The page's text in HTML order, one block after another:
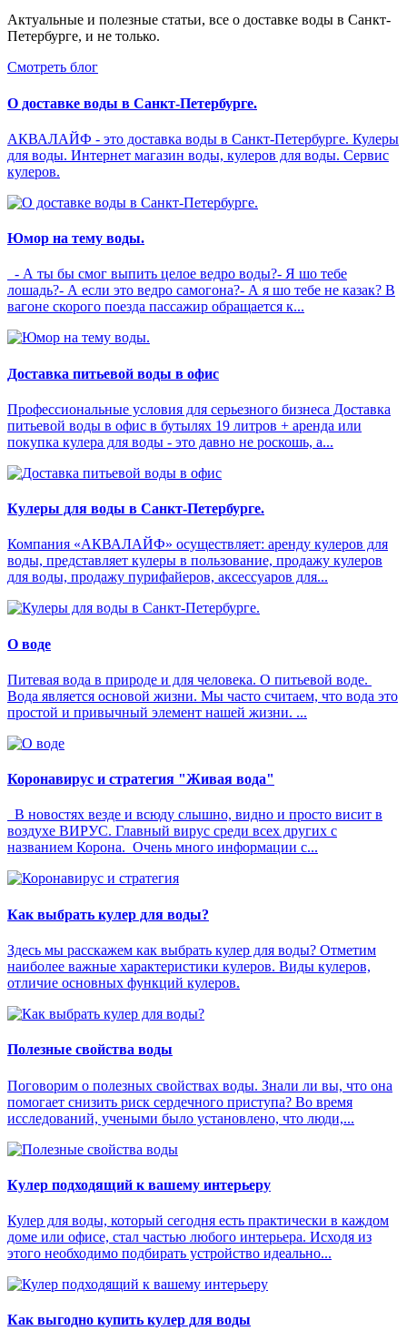
Актуальные и полезные статьи, все о доставке воды в Санкт-
Петербурге, и не только.
Смотреть блог
О доставке воды в Санкт-Петербурге.
АКВАЛАЙФ - это доставка воды в Санкт-Петербурге. Кулеры
для воды. Интернет магазин воды, кулеров для воды. Сервис
кулеров.
Юмор на тему воды.
- А ты бы смог выпить целое ведро воды?- Я шо тебе
лошадь?- А если это ведро самогона?- А я шо тебе не казак? В
вагоне скорого поезда пассажир обращается к...
Доставка питьевой воды в офис
Профессиональные условия для серьезного бизнеса Доставка
питьевой воды в офис в бутылях 19 литров + аренда или
покупка кулера для воды - это давно не роскошь, а...
Кулеры для воды в Санкт-Петербурге.
Компания «АКВАЛАЙФ» осуществляет: аренду кулеров для
воды, представляет кулеры в пользование, продажу кулеров
для воды, продажу пурифайеров, аксессуаров для...
О воде
Питевая вода в природе и для человека. О питьевой воде.
Вода является основой жизни. Мы часто считаем, что вода это
простой и привычный элемент нашей жизни. ...
Коронавирус и стратегия "Живая вода"
В новостях везде и всюду слышно, видно и просто висит в
воздухе ВИРУС. Главный вирус среди всех других с
названием Корона. Очень много информации с...
Как выбрать кулер для воды?
Здесь мы расскажем как выбрать кулер для воды? Отметим
наиболее важные характеристики кулеров. Виды кулеров,
отличие основных функций кулеров.
Полезные свойства воды
Поговорим о полезных свойствах воды. Знали ли вы, что она
помогает снизить риск сердечного приступа? Во время
исследований, учеными было установлено, что люди,...
Кулер подходящий к вашему интерьеру
Кулер для воды, который сегодня есть практически в каждом
доме или офисе, стал частью любого интерьера. Исходя из
этого необходимо подбирать устройство идеально...
Как выгодно купить кулер для воды